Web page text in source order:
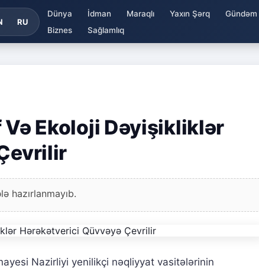
RU
Dünya İdman Maraqlı Yaxın Şərq Gündəm
Biznes
Sağlamlıq
Ekoloji Dəyişikliklər
hazırlanmayıb.
Nazirliyi yenilikçi nəqliyyat vasitələrinin